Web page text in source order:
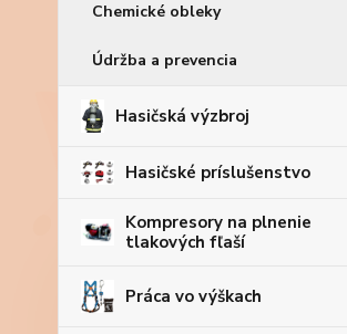
Chemické obleky
Údržba a prevencia
Hasičská výzbroj
Hasičské príslušenstvo
Kompresory na plnenie
tlakových fľaší
Práca vo výškach